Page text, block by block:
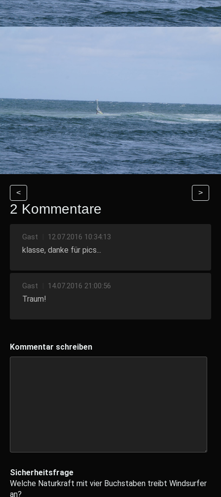
< >
2 Kommentare
Gast 12.07.2016 10:34:13
klasse, danke für pics...
Gast 14.07.2016 21:00:56
Traum!
Kommentar schreiben
Sicherheitsfrage
Welche Naturkraft mit vier Buchstaben treibt Windsurfer
an?